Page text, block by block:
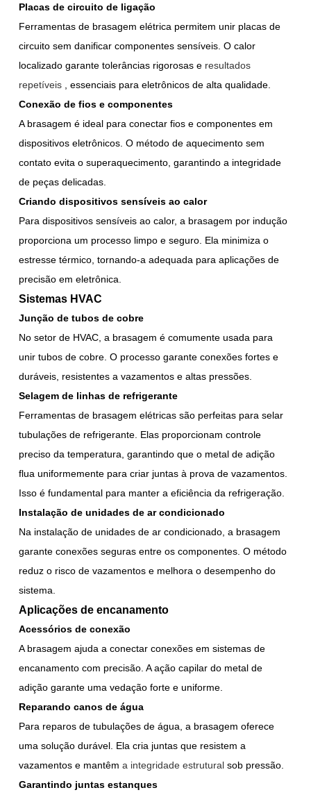
Placas de circuito de ligação
Ferramentas de brasagem elétrica permitem unir placas de
circuito sem danificar componentes sensíveis. O calor
localizado garante tolerâncias rigorosas e resultados
repetíveis
, essenciais para eletrônicos de alta qualidade.
Conexão de fios e componentes
A brasagem é ideal para conectar fios e componentes em
dispositivos eletrônicos. O método de aquecimento sem
contato evita o superaquecimento, garantindo a integridade
de peças delicadas.
Criando dispositivos sensíveis ao calor
Para dispositivos sensíveis ao calor, a brasagem por indução
proporciona um processo limpo e seguro. Ela minimiza o
estresse térmico, tornando-a adequada para aplicações de
precisão em eletrônica.
Sistemas HVAC
Junção de tubos de cobre
No setor de HVAC, a brasagem é comumente usada para
unir tubos de cobre. O processo garante conexões fortes e
duráveis, resistentes a vazamentos e altas pressões.
Selagem de linhas de refrigerante
Ferramentas de brasagem elétricas são perfeitas para selar
tubulações de refrigerante. Elas proporcionam controle
preciso da temperatura, garantindo que o metal de adição
flua uniformemente para criar juntas à prova de vazamentos.
Isso é fundamental para manter a eficiência da refrigeração.
Instalação de unidades de ar condicionado
Na instalação de unidades de ar condicionado, a brasagem
garante conexões seguras entre os componentes. O método
reduz o risco de vazamentos e melhora o desempenho do
sistema.
Aplicações de encanamento
Acessórios de conexão
A brasagem ajuda a conectar conexões em sistemas de
encanamento com precisão. A ação capilar do metal de
adição garante uma vedação forte e uniforme.
Reparando canos de água
Para reparos de tubulações de água, a brasagem oferece
uma solução durável. Ela cria juntas que resistem a
vazamentos e mantêm a integridade estrutural sob pressão.
Garantindo juntas estanques